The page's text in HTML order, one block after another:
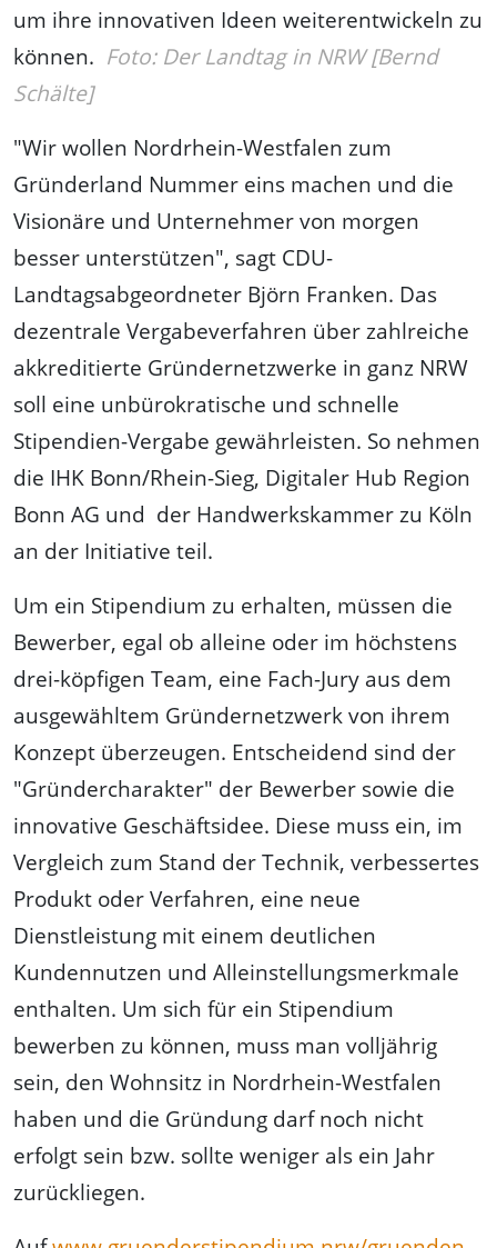
um ihre innovativen Ideen weiterentwickeln zu
können. Foto: Der Landtag in NRW [Bernd
Schälte]
"Wir wollen Nordrhein-Westfalen zum
Gründerland Nummer eins machen und die
Visionäre und Unternehmer von morgen
besser unterstützen", sagt CDU-
Landtagsabgeordneter Björn Franken. Das
dezentrale Vergabeverfahren über zahlreiche
akkreditierte Gründernetzwerke in ganz NRW
soll eine unbürokratische und schnelle
Stipendien-Vergabe gewährleisten. So nehmen
die IHK Bonn/Rhein-Sieg, Digitaler Hub Region
Bonn AG und der Handwerkskammer zu Köln
an der Initiative teil.
Um ein Stipendium zu erhalten, müssen die
Bewerber, egal ob alleine oder im höchstens
drei-köpfigen Team, eine Fach-Jury aus dem
ausgewähltem Gründernetzwerk von ihrem
Konzept überzeugen. Entscheidend sind der
"Gründercharakter" der Bewerber sowie die
innovative Geschäftsidee. Diese muss ein, im
Vergleich zum Stand der Technik, verbessertes
Produkt oder Verfahren, eine neue
Dienstleistung mit einem deutlichen
Kundennutzen und Alleinstellungsmerkmale
enthalten. Um sich für ein Stipendium
bewerben zu können, muss man volljährig
sein, den Wohnsitz in Nordrhein-Westfalen
haben und die Gründung darf noch nicht
erfolgt sein bzw. sollte weniger als ein Jahr
zurückliegen.